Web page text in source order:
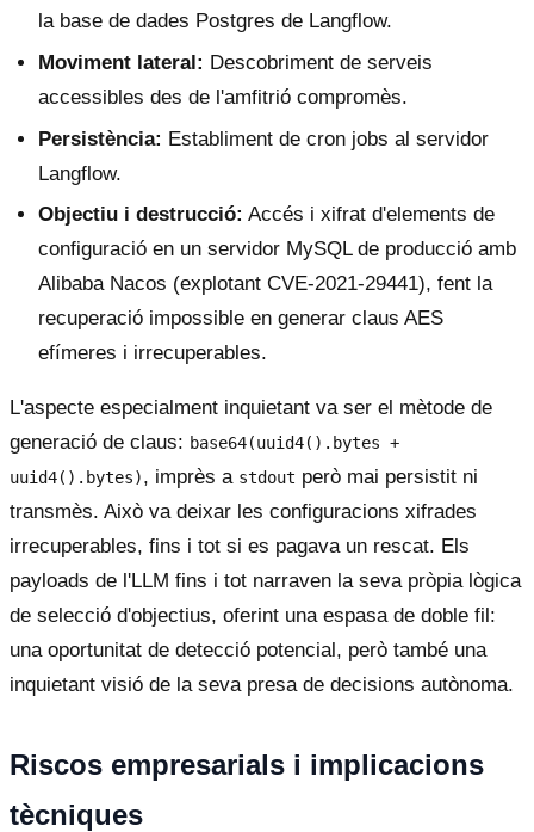
la base de dades Postgres de Langflow.
Moviment lateral: Descobriment de serveis
accessibles des de l'amfitrió compromès.
Persistència: Establiment de cron jobs al servidor
Langflow.
Objectiu i destrucció: Accés i xifrat d'elements de
configuració en un servidor MySQL de producció amb
Alibaba Nacos (explotant CVE-2021-29441), fent la
recuperació impossible en generar claus AES
efímeres i irrecuperables.
L'aspecte especialment inquietant va ser el mètode de
generació de claus: base64(uuid4().bytes +
uuid4().bytes), imprès a stdout però mai persistit ni
transmès. Això va deixar les configuracions xifrades
irrecuperables, fins i tot si es pagava un rescat. Els
payloads de l'LLM fins i tot narraven la seva pròpia lògica
de selecció d'objectius, oferint una espasa de doble fil:
una oportunitat de detecció potencial, però també una
inquietant visió de la seva presa de decisions autònoma.
Riscos empresarials i implicacions
tècniques